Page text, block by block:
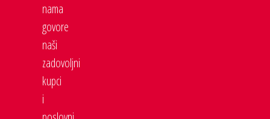
nama
govore
naši
zadovoljni
kupci
i